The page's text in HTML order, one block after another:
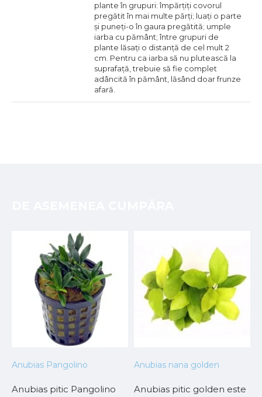
plante în grupuri: împărțiți covorul
pregătit în mai multe părți; luați o parte
și puneți-o în gaura pregătită; umple
iarba cu pământ; între grupuri de
plante lăsați o distanță de cel mult 2
cm. Pentru ca iarba să nu plutească la
suprafață, trebuie să fie complet
adâncită în pământ, lăsând doar frunze
afară.
Anubias Pangolino
Anubias pitic Pangolino
Anubias nana golden
Anubias pitic golden este